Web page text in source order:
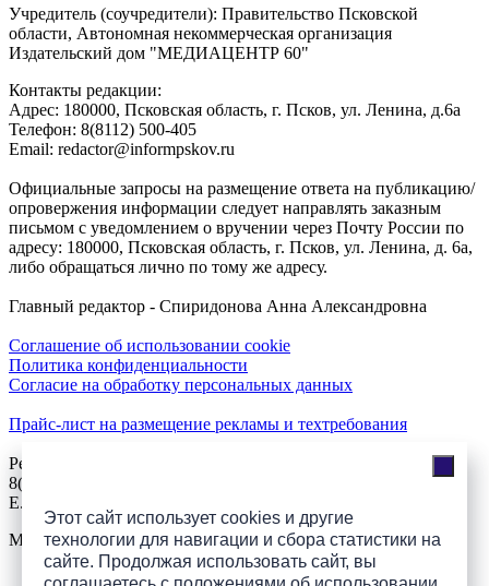
Этот сайт использует cookies и другие
технологии для навигации и сбора статистики на
сайте. Продолжая использовать сайт, вы
Учредитель (соучредители): Правительство Псковской
области, Автономная некоммерческая организация
Издательский дом "МЕДИАЦЕНТР 60"
Контакты редакции:
Адреc: 180000, Псковская область, г. Псков, ул. Ленина, д.6а
Телефон: 8(8112) 500-405
Email: redactor@informpskov.ru
Официальные запросы на размещение ответа на публикацию/
опровержения информации следует направлять заказным
письмом с уведомлением о вручении через Почту России по
адресу: 180000, Псковская область, г. Псков, ул. Ленина, д. 6а,
либо обращаться лично по тому же адресу.
Главный редактор - Спиридонова Анна Александровна
Соглашение об использовании cookie
Политика конфиденциальности
Согласие на обработку персональных данных
Прайс-лист на размещение рекламы и техтребования
Реклама на сайте
8(921)508-52-62, телефон 8(8112) 500-131
E.Sezeikina@mhpsk.ru
Меню